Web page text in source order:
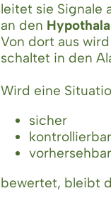
leitet sie Signale
an den
Von dort aus
schaltet in den
Wird eine
sicher
kontrollierbar
vorhersehbar
bewertet, bleibt